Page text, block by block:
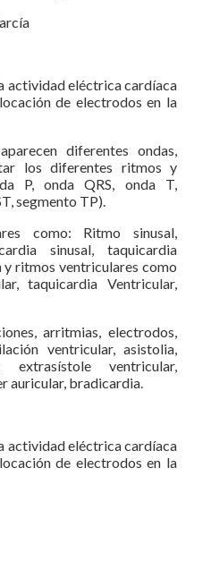
actividad eléctrica cardíaca
de electrodos en la
diferentes ondas,
los diferentes ritmos y
P, onda QRS, onda T,
segmento TP).
como: Ritmo sinusal,
sinusal, taquicardia
y ritmos ventriculares como
taquicardia Ventricular,
arritmias, electrodos,
ventricular, asistolia,
extrasístole ventricular,
auricular, bradicardia.
actividad eléctrica cardíaca
de electrodos en la